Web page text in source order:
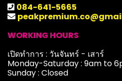
084-641-5665
WORKING HOURS
เปิดทำการ : วันจันทร์ - เสาร์
Monday-Saturday : 9am to
Sunday : Closed